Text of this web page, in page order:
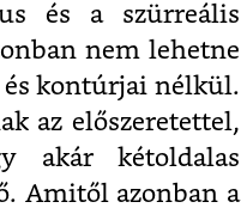
és a szürreális
nem lehetne
és kontúrjai nélkül.
az előszeretettel,
akár kétoldalas
Amitől azonban a